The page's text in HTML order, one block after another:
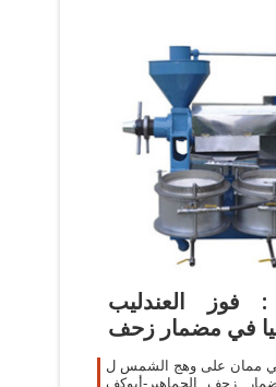
فوز العندليب
في مضمار زحف
ممان على وهج الشمس ل
زحف الجماهير-أبوكف -